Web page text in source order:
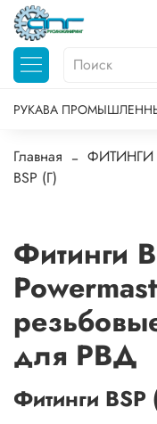
РУКАВА
Главная
BSP (Г)
Фитинги
для РВД
Фитинги BSP